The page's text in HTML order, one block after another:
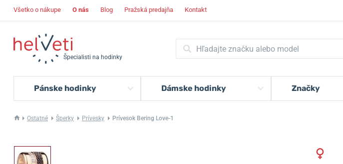
Všetko o nákupe O nás Blog Pražská predajňa Kontakt
Špecialisti na hodinky
Pánske hodinky Dámske hodinky Značky
Ostatné Šperky Prívesky Prívesok Bering Love-1